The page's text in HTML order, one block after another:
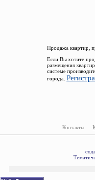
Продажа квартир,
Если Вы хотите
размещения
системе
города.
Контакты: